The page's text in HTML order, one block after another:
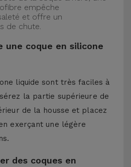
empêche
et offre un
de chute.
une coque en silicone
liquide sont très faciles à
la partie supérieure de
de la housse et placez
exerçant une légère
des coques en